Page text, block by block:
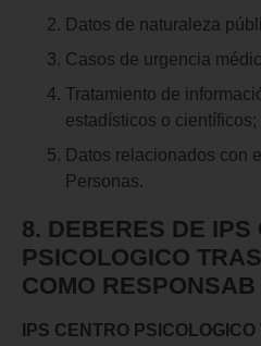
Datos de naturaleza
Casos de urgencia
Tratamiento de
estadísticos o científicos;
Datos relacionados con
Personas.
8. DEBERES DE IPS
PSICOLOGICO
COMO RESPONSAB
IPS CENTRO